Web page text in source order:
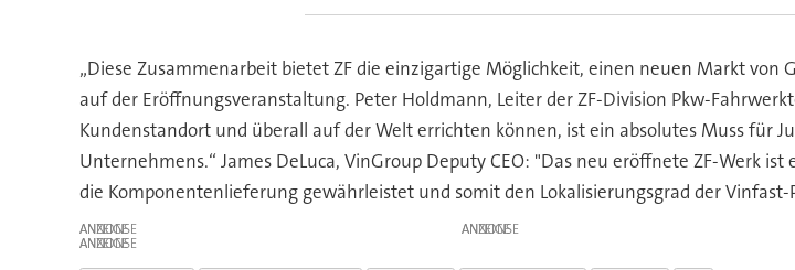
„Diese Zusammenarbeit bietet ZF die einzigartige Möglichkeit, einen neuen Markt von
auf der Eröffnungsveranstaltung. Peter Holdmann, Leiter der ZF-Division Pkw-
Kundenstandort und überall auf der Welt errichten können, ist ein absolutes Muss für
Unternehmens.“ James DeLuca, VinGroup Deputy CEO: "Das neu eröffnete ZF-Werk
die Komponentenlieferung gewährleistet und somit den Lokalisierungsgrad der Vinfast-
ANZEIGE ANZEIGE
ANZEIGE